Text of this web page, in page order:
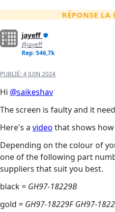
RÉPONSE LA
jayeff
@jayeff
Rep: 546,7k
PUBLIÉ:4 JUIN 2024
Hi @saikeshav
The screen is faulty and it
Here's a video that shows
Depending on the colour of
one of the following part
suppliers that suit you best.
black = GH97-18229B
gold = GH97-18229F GH97-